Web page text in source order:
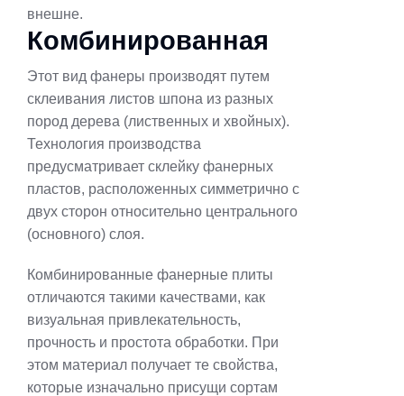
внешне.
Комбинированная
Этот вид фанеры производят путем
склеивания листов шпона из разных
пород дерева (лиственных и хвойных).
Технология производства
предусматривает склейку фанерных
пластов, расположенных симметрично с
двух сторон относительно центрального
(основного) слоя.
Комбинированные фанерные плиты
отличаются такими качествами, как
визуальная привлекательность,
прочность и простота обработки. При
этом материал получает те свойства,
которые изначально присущи сортам